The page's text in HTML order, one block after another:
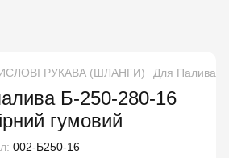
РУКАВА (ШЛАНГИ) Для Палива і
Б-250-280-16
гумовий
002-Б250-16